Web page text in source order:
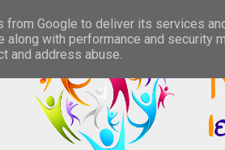
Google to deliver its services
along with performance and security
and address abuse.